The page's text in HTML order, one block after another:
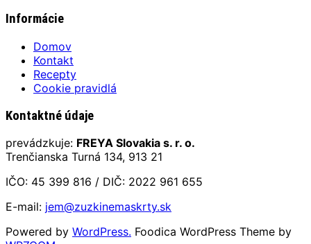
Informácie
Domov
Kontakt
Recepty
Cookie pravidlá
Kontaktné údaje
prevádzkuje: FREYA Slovakia s. r. o.
Trenčianska Turná 134, 913 21
IČO: 45 399 816 / DIČ: 2022 961 655
E-mail: jem@zuzkinemaskrty.sk
Powered by WordPress. Foodica WordPress Theme by